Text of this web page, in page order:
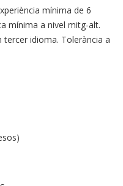
mínima de 6
mínima a nivel mitg-alt.
tercer idioma. Tolerància a